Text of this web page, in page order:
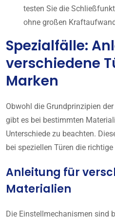
testen Sie die
ohne großen
Spezialfälle:
verschiedene
Marken
Obwohl die Grundprinzipien
gibt es bei bestimmten
Unterschiede zu beachten.
bei speziellen Türen die
Anleitung für
Materialien
Die Einstellmechanismen sind